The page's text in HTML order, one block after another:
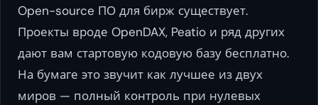
Open-source ПО для бирж существует.
Проекты вроде OpenDAX, Peatio и ряд других
дают вам стартовую кодовую базу бесплатно.
На бумаге это звучит как лучшее из двух
миров — полный контроль при нулевых